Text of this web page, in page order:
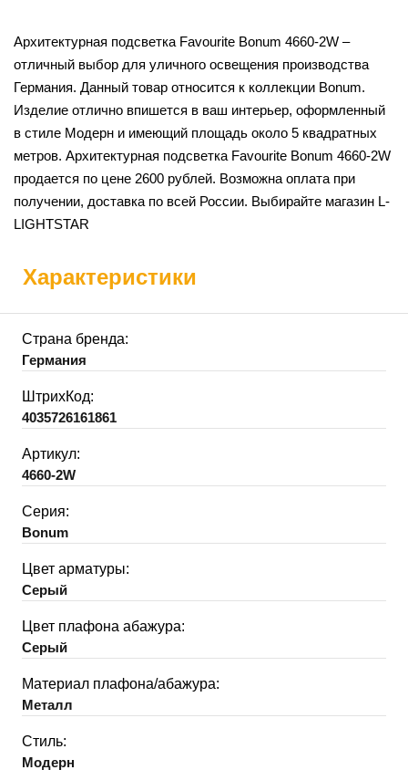
Архитектурная подсветка Favourite Bonum 4660-2W –
отличный выбор для уличного освещения производства
Германия. Данный товар относится к коллекции Bonum.
Изделие отлично впишется в ваш интерьер, оформленный
в стиле Модерн и имеющий площадь около 5 квадратных
метров. Архитектурная подсветка Favourite Bonum 4660-2W
продается по цене 2600 рублей. Возможна оплата при
получении, доставка по всей России. Выбирайте магазин L-
LIGHTSTAR
Характеристики
Страна бренда:
Германия
ШтрихКод:
4035726161861
Артикул:
4660-2W
Серия:
Bonum
Цвет арматуры:
Серый
Цвет плафона абажура:
Серый
Материал плафона/абажура:
Металл
Стиль:
Модерн